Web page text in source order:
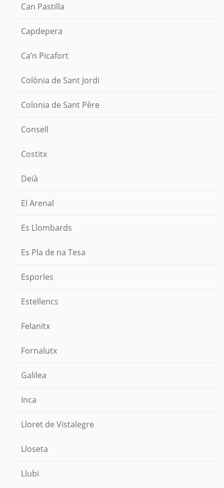
Can Pastilla
Capdepera
Ca’n Picafort
Colònia de Sant Jordi
Colonia de Sant Père
Consell
Costitx
Deià
El Arenal
Es Llombards
Es Pla de na Tesa
Esporles
Estellencs
Felanitx
Fornalutx
Galilea
Inca
Lloret de Vistalegre
Lloseta
Llubi